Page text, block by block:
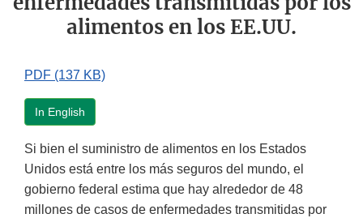
alimentos en los EE.UU.
PDF (137 KB)
In English
Si bien el suministro de alimentos en los Estados
Unidos está entre los más seguros del mundo, el
gobierno federal estima que hay alrededor de 48
millones de casos de enfermedades transmitidas por